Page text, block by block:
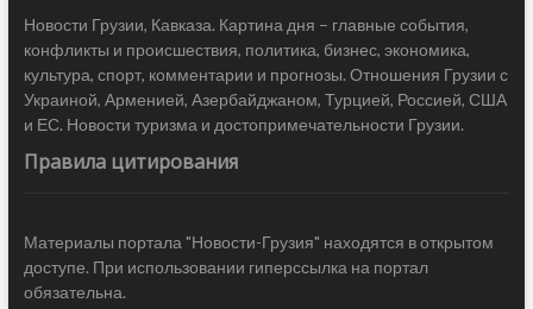
Новости Грузии, Кавказа. Картина дня – главные события,
конфликты и происшествия, политика, бизнес, экономика,
культура, спорт, комментарии и прогнозы. Отношения Грузии с
Украиной, Арменией, Азербайджаном, Турцией, Россией, США
и ЕС. Новости туризма и достопримечательности Грузии.
Правила цитирования
Материалы портала "Новости-Грузия" находятся в открытом
доступе. При использовании гиперссылка на портал
обязательна.